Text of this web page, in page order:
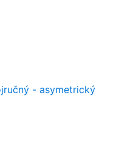
- asymetrický